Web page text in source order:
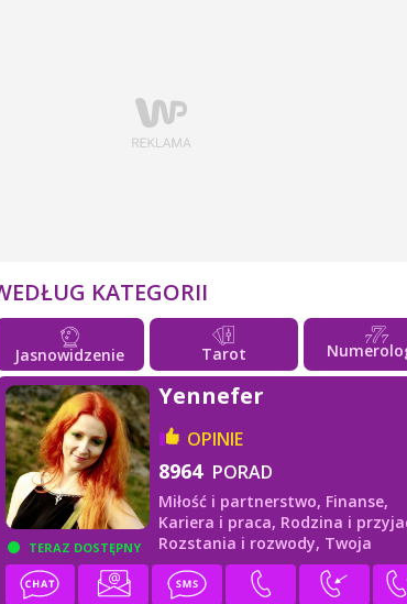
KATEGORII
Jasnowidzenie Tarot
TERAZ DOSTĘPNY
Yennefer
OPINIE
8964 PORAD
Miłość i partnerstwo, Finanse,
Kariera i praca, Rodzina i
Rozstania i rozwody, Twoja
przyszłość